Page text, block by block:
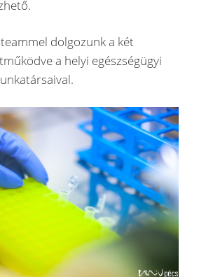
dolgozunk a két
a helyi egészségügyi